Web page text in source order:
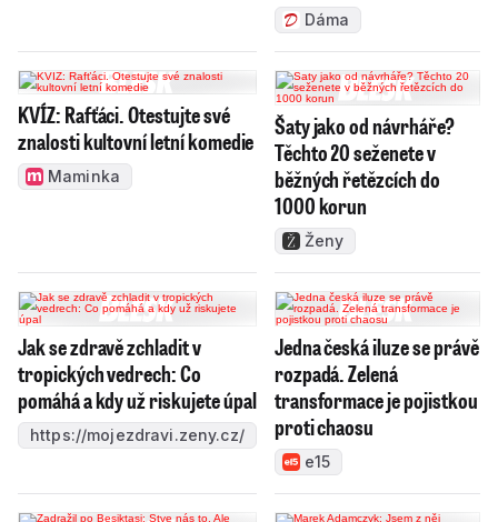
Dáma
KVÍZ: Rafťáci. Otestujte své
znalosti kultovní letní komedie
Maminka
Šaty jako od návrháře?
Těchto 20 seženete v
běžných řetězcích do
1000 korun
Ženy
Jak se zdravě zchladit v
tropických vedrech: Co
pomáhá a kdy už riskujete úpal
https://mojezdravi.zeny.cz/
Jedna česká iluze se právě
rozpadá. Zelená
transformace je pojistkou
proti chaosu
e15